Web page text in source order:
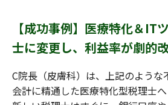
【成功事例】医療特化＆IT
士に変更し、利益率が劇的
C院長（皮膚科）は、上記のような
会計に精通した医療特化型税理士へ